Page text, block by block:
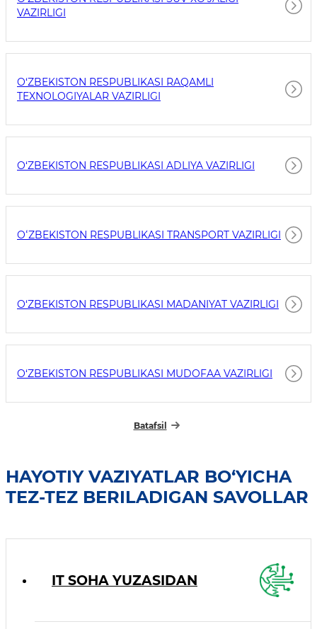
VAZIRLIGI
O‘ZBEKISTON RESPUBLIKASI RAQAMLI
TEXNOLOGIYALAR VAZIRLIGI
O‘ZBEKISTON RESPUBLIKASI ADLIYA VAZIRLIGI
OʻZBEKISTON RESPUBLIKASI TRANSPORT VAZIRLIGI
O‘ZBEKISTON RESPUBLIKASI MADANIYAT VAZIRLIGI
O‘ZBEKISTON RESPUBLIKASI MUDOFAA VAZIRLIGI
Batafsil
HAYOTIY VAZIYATLAR BO‘YICHA
TEZ-TEZ BERILADIGAN SAVOLLAR
IT SOHA YUZASIDAN